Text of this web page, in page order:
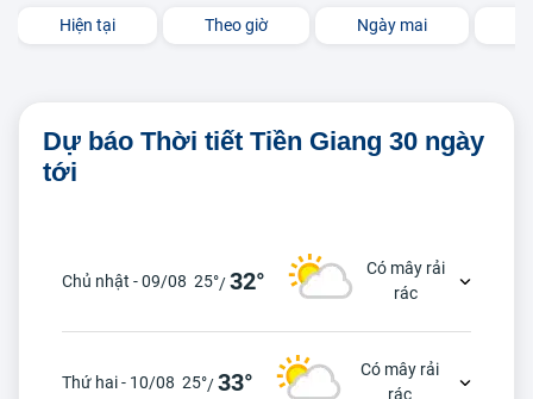
Hiện tại Theo giờ Ngày mai
Dự báo Thời tiết Tiền Giang 30 ngày
tới
Chủ nhật - 09/08 25°/32°
Có mây rải
rác
Thứ hai - 10/08 25°/33°
Có mây rải
rác